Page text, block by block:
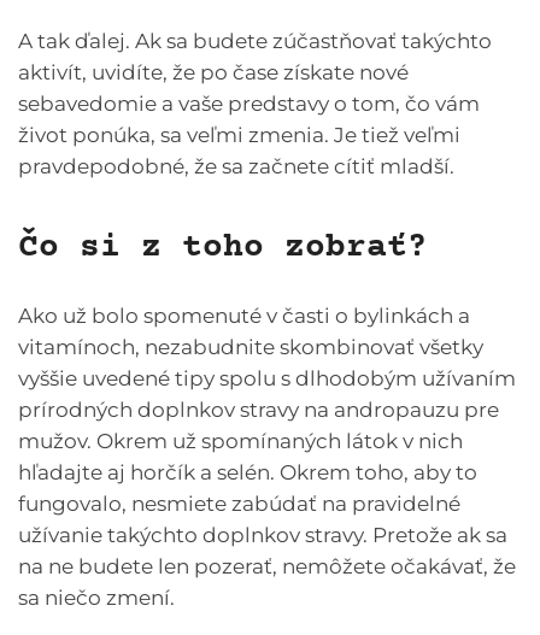
A tak ďalej. Ak sa budete zúčastňovať takýchto
aktivít, uvidíte, že po čase získate nové
sebavedomie a vaše predstavy o tom, čo vám
život ponúka, sa veľmi zmenia. Je tiež veľmi
pravdepodobné, že sa začnete cítiť mladší.
Čo si z toho zobrať?
Ako už bolo spomenuté v časti o bylinkách a
vitamínoch, nezabudnite skombinovať všetky
vyššie uvedené tipy spolu s dlhodobým užívaním
prírodných doplnkov stravy na andropauzu pre
mužov. Okrem už spomínaných látok v nich
hľadajte aj horčík a selén. Okrem toho, aby to
fungovalo, nesmiete zabúdať na pravidelné
užívanie takýchto doplnkov stravy. Pretože ak sa
na ne budete len pozerať, nemôžete očakávať, že
sa niečo zmení.